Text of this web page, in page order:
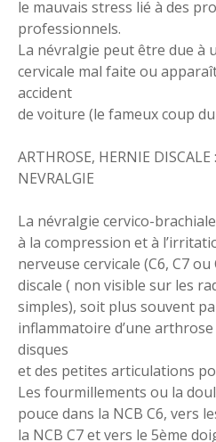
le mauvais stress lié à des
professionnels.
La névralgie peut être due à
cervicale mal faite ou
accident
de voiture (le fameux coup
ARTHROSE, HERNIE DISCALE
NEVRALGIE
La névralgie cervico-
à la compression et à
nerveuse cervicale (C6, C7
discale ( non visible sur les
simples), soit plus souvent
inflammatoire d’une
disques
et des petites articulations
Les fourmillements ou la
pouce dans la NCB C6, vers
la NCB C7 et vers le 5ème